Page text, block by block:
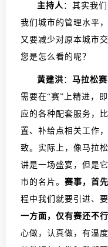
主持人 ：其实我
我们城市的管理水平
又要减少对原本城市
您是怎么看的呢？
黄建洪 ： 马拉松
需要在“赛”上精进，
应的各种配套服务，
置、补给点相关工作
致。实际上，像马拉
讲是一场盛宴，但是
市的名片。 赛事，首
程中我们就要引进、
一方面，仅有赛还不
心做，认真做，有温